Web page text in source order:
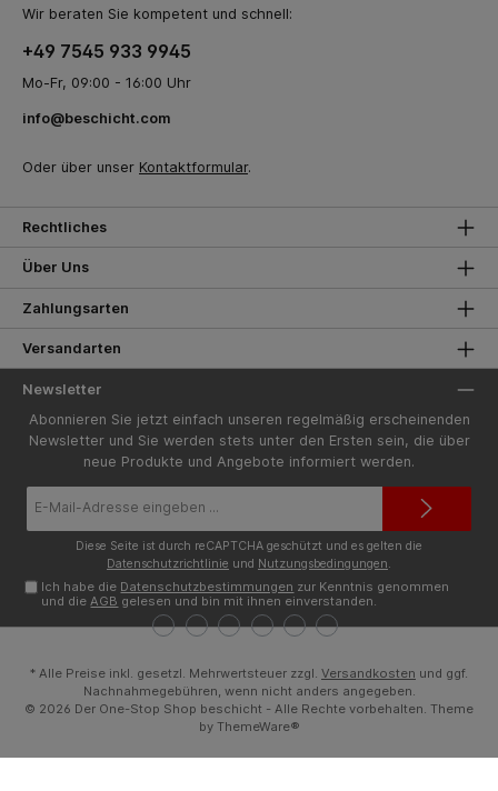
Wir beraten Sie kompetent und schnell:
+49 7545 933 9945
Mo-Fr, 09:00 - 16:00 Uhr
info@beschicht.com
Oder über unser Kontaktformular.
Rechtliches
Über Uns
Zahlungsarten
Versandarten
Newsletter
Abonnieren Sie jetzt einfach unseren regelmäßig erscheinenden
Newsletter und Sie werden stets unter den Ersten sein, die über
neue Produkte und Angebote informiert werden.
Mail-
Diese Seite ist durch reCAPTCHA geschützt und es gelten die
Datenschutzrichtlinie und Nutzungsbedingungen.
Ich habe die Datenschutzbestimmungen zur Kenntnis genommen
und dieAGB gelesen und bin mit ihnen einverstanden.
* Alle Preise inkl. gesetzl. Mehrwertsteuer zzgl. Versandkosten und ggf.
Nachnahmegebühren, wenn nicht anders angegeben.
© 2026 Der One-Stop Shop beschicht - Alle Rechte vorbehalten. Theme
by ThemeWare®